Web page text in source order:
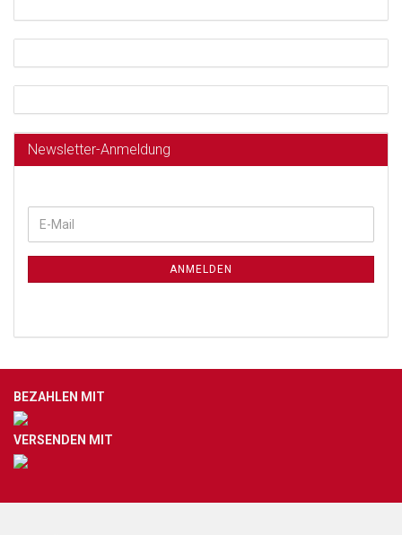
Newsletter-Anmeldung
ANMELDEN
BEZAHLEN MIT
VERSENDEN MIT